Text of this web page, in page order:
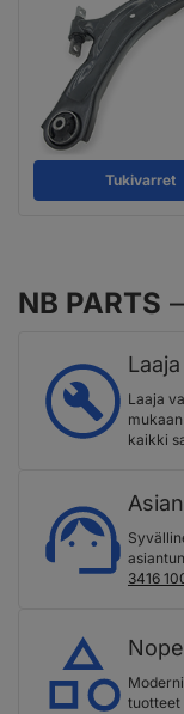
Tukivarret
NB PARTS
Laaja
kaikki
3416
tuotteet